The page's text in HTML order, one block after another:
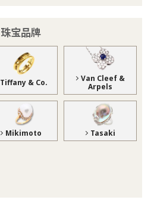
珠宝品牌
Tiffany & Co.
Van Cleef &
Arpels
Mikimoto Tasaki